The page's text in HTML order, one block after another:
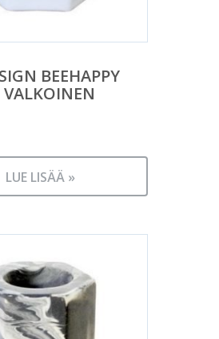
BEEHAPPY
LUE LISÄÄ »